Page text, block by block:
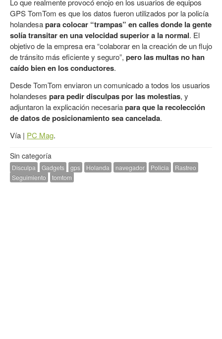
Lo que realmente provocó enojo en los usuarios de equipos
GPS TomTom es que los datos fueron utilizados por la policía
holandesapara colocar “trampas” en calles donde la gente
solía transitar en una velocidad superior a la normal. El
objetivo de la empresa era “colaborar en la creación de un flujo
de tránsito más eficiente y seguro”, pero las multas no han
caído bien en los conductores.
Desde TomTom enviaron un comunicado a todos los usuarios
holandeses para pedir disculpas por las molestias, y
adjuntaron la explicación necesariapara que la recolección
de datos de posicionamiento sea cancelada.
Vía | PC Mag.
Sin categoría
Disculpa Gadgets gps Holanda navegador Policia
Rastreo
Seguimiento
tomtom